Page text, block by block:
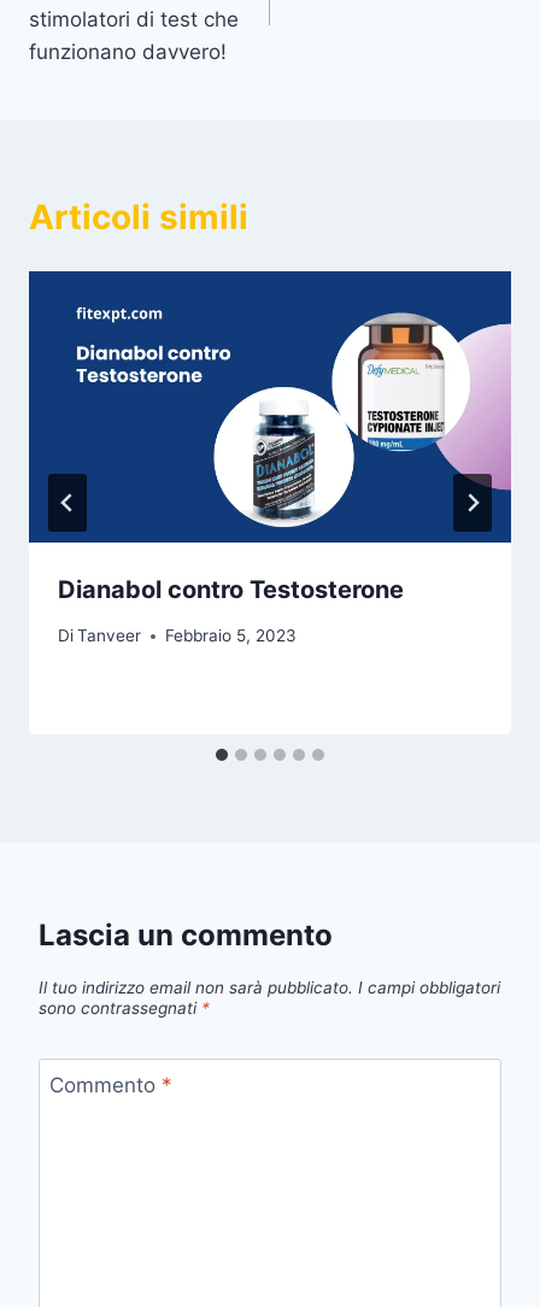
stimolatori di test che
funzionano davvero!
Articoli simili
Dianabol contro Testosterone
DiTanveer Febbraio 5, 2023
Lascia un commento
Il tuo indirizzo email non sarà pubblicato. I campi obbligatori
sono contrassegnati *
Commento *